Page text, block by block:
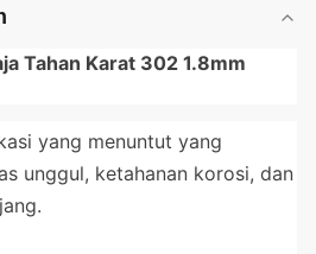
Tahan Karat 302 1.8mm
yang menuntut yang
unggul, ketahanan korosi, dan